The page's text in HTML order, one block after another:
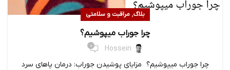
بلاگ,مراقبت و سلامتی
چرا جوراب میپوشیم؟
Hossein
0
چرا جوراب میپوشیم؟ مزایای پوشیدن جوراب: درمان پاهای سرد